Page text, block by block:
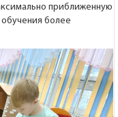
приближенную
более